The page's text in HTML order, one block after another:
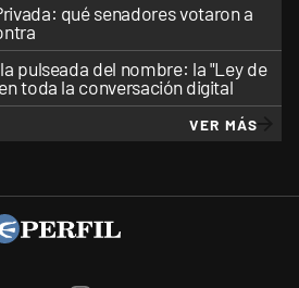
qué senadores votaron a
pulseada del nombre: la "Ley de
toda la conversación digital
VER MÁS